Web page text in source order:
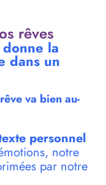
rêves
la
dans un
va bien au-
personnel
notre
par notre